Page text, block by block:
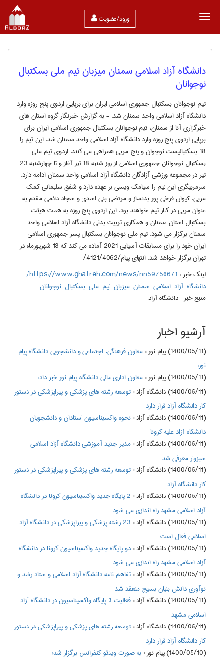
ورود/عضویت
دانشگاه آزاد اسلامی سمنان میزبان تیم ملی بسکتبال
نوجوانان
تیم نوجوانان بسکتبال جمهوری اسلامی ایران برای برپایی اردوی پنج روزه وارد
دانشگاه آزاد اسلامی واحد سمنان شد. - به گزارش خبرنگار گروه استان های
خبرگزاری آنا از سمنان، تیم نوجوانان بسکتبال جمهوری اسلامی ایران برای
برپایی اردوی پنج روزه وارد دانشگاه آزاد اسلامی واحد سمنان شد. این تیم را
18 بسکتبالیست نوجوان و پنج مربی همراهی می کنند. اردوی تیم ملی
بسکتبال نوجوانان جمهوری اسلامی از روز شنبه 18 تیر آغاز و تا چهارشنبه 23
تیر در مجموعه ورزشی آزادگان دانشگاه آزاد اسلامی واحد سمنان ادامه دارد.
سرمربیگری این تیم را سیامک ویسی بر عهده دارد و شفق سلیمانی کمک
مربی، کیوان فرخی پور بدنساز و مرتضی بنی اسدی و سجاد دائمی مقدم به
عنوان مربی در کنار تیم خواهند بود. این اردوی پنج روزه به همت هیئت
بسکتبال استان سمنان و همکاری تربیت بدنی دانشگاه آزاد اسلامی واحد
سمنان برگزار می شود. تیم ملی نوجوانان بسکتبال پسر جمهوری اسلامی
ایران خود را برای مسابقات آسیایی 2021 آماده می کند که 13 شهریورماه در
تهران برگزار خواهد شد. انتهای پیام/4121/4062/
لینک خبر :
https://www.ghatreh.com/news/nn59756671/
دانشگاه-آزاد-اسلامی-سمنان-میزبان-تیم-ملی-بسکتبال-نوجوانان
منبع خبر :دانشگاه آزاد
آرشیو اخبار
(1400/05/11) پیام نور :معاون فرهنگی، اجتماعی و دانشجویی دانشگاه پیام
نور:
(1400/05/11) پیام نور
:معاون اداری مالی دانشگاه پیام نور خبر داد:
(1400/05/11) دانشگاه آزاد
:توسعه رشته های پزشکی و پیراپزشکی در دستور
کار دانشگاه آزاد قرار دارد
(1400/05/11) دانشگاه آزاد
:نحوه واکسیناسیون استادان و دانشجویان
دانشگاه آزاد علیه کرونا
(1400/05/11) دانشگاه آزاد
:مدیر جدید آموزشی دانشگاه آزاد اسلامی
سبزوار معرفی شد
(1400/05/11) دانشگاه آزاد
:توسعه رشته های پزشکی و پیراپزشکی در دستور
کار دانشگاه آزاد
(1400/05/11) دانشگاه آزاد
:
2 پایگاه جدید واکسیناسیون کرونا در دانشگاه
آزاد اسلامی مشهد راه اندازی می شود
(1400/05/11) دانشگاه آزاد
:
23 رشته پزشکی و پیراپزشکی در دانشگاه آزاد
اسلامی فعال است
(1400/05/11) دانشگاه آزاد
:دو پایگاه جدید واکسیناسیون کرونا در دانشگاه
آزاد اسلامی مشهد راه اندازی می شود
(1400/05/11) دانشگاه آزاد
:تفاهم نامه دانشگاه آزاد اسلامی و ستاد رشد و
نوآوری دانش بنیان بسیج منعقد شد
(1400/05/11) دانشگاه آزاد
:
فعالیت 3 پایگاه واکسیناسیون در دانشگاه آزاد
اسلامی مشهد
(1400/05/11) دانشگاه آزاد
:توسعه رشته های پزشکی و پیراپزشکی در دستور
کار دانشگاه آزاد قرار دارد
(1400/05/10) پیام نور
:به صورت ویدئو کنفرانس برگزار شد؛